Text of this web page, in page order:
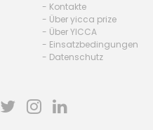
- Kontakte
- Über yicca prize
- Über YICCA
- Einsatzbedingungen
- Datenschutz